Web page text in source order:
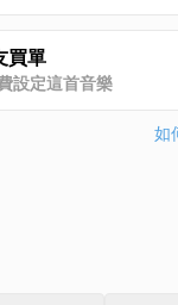
買單
設定這首音樂
如